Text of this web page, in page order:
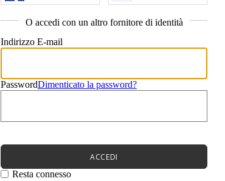
PROCEDI
O accedi con un altro fornitore di identità
Indirizzo E-mail
PasswordDimenticato la password?
ACCEDI
Resta connesso